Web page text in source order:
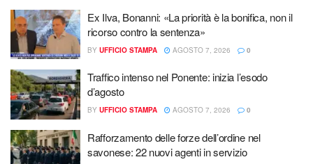
Ex Ilva, Bonanni: «La priorità è la bonifica, non il
ricorso contro la sentenza»
BY UFFICIO STAMPA AGOSTO 7, 2026 0
Traffico intenso nel Ponente: inizia l’esodo
d’agosto
BY UFFICIO STAMPA AGOSTO 7, 2026 0
Rafforzamento delle forze dell’ordine nel
savonese: 22 nuovi agenti in servizio